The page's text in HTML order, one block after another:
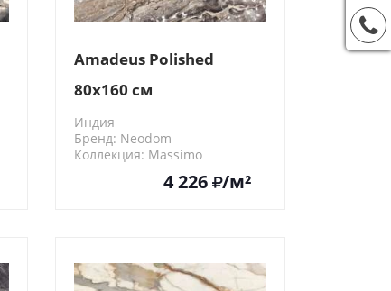
Amadeus Polished
80x160 см
Индия
Бренд: Neodom
Коллекция: Massimo
4 226 /м²